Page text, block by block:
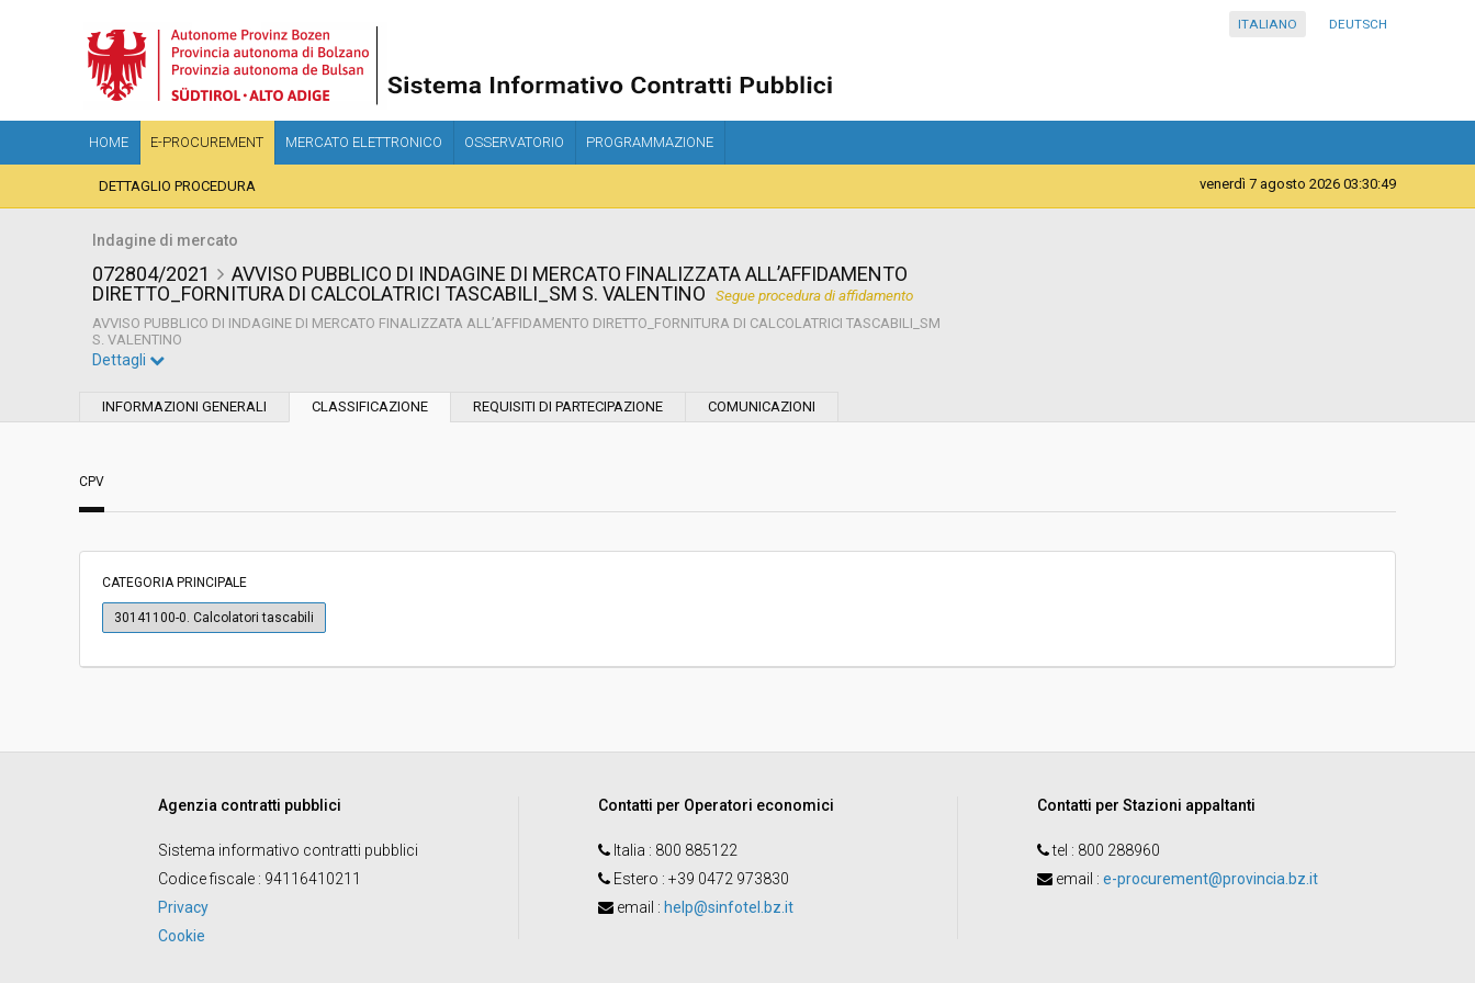
ITALIANO DEUTSCH
HOME E-PROCUREMENT MERCATO ELETTRONICO OSSERVATORIO PROGRAMMAZIONE
DETTAGLIO PROCEDURA venerdì 7 agosto 2026 03:30:49
Indagine di mercato
072804/2021
AVVISO PUBBLICO DI INDAGINE DI MERCATO FINALIZZATA ALL’AFFIDAMENTO
DIRETTO_FORNITURA DI CALCOLATRICI TASCABILI_SM S. VALENTINO
Segue procedura di affidamento
AVVISO PUBBLICO DI INDAGINE DI MERCATO FINALIZZATA ALL’AFFIDAMENTO DIRETTO_FORNITURA DI CALCOLATRICI TASCABILI_SM
S. VALENTINO
invito":
Importo a base di gara soggetto a
- Pubblicata da: -
Costi di sicurezza non soggetti a
ribasso:
Dettagli
INFORMAZIONI GENERALI CLASSIFICAZIONE REQUISITI DI PARTECIPAZIONE COMUNICAZIONI
CPV
CATEGORIA PRINCIPALE
30141100-0. Calcolatori tascabili
Agenzia contratti pubblici
Sistema informativo contratti pubblici
Codice fiscale : 94116410211
Privacy
Cookie
Contatti per Operatori economici
Italia : 800 885122
Estero : +39 0472 973830
email : help@sinfotel.bz.it
Contatti per Stazioni appaltanti
tel : 800 288960
email : e-procurement@provincia.bz.it